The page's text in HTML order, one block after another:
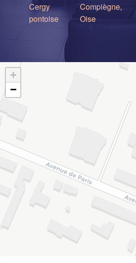
Cergy
pontoise
Compiègne,
Oise
+
−